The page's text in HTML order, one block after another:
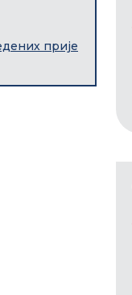
прије